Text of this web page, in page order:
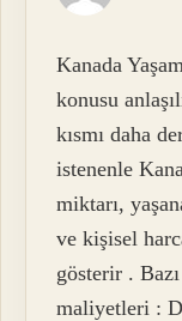
Kanada
konusu
kısmı daha
istenenle
miktarı,
ve kişisel
gösterir .
maliyetleri :